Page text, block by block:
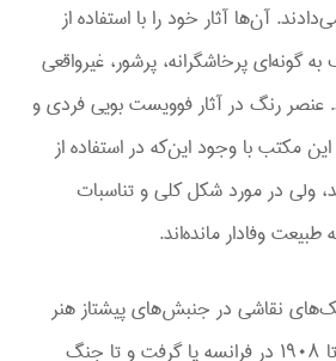
آن‌ها آثار خود را با استفاده از
پرخاشگرانه، پرشور، غیرواقعی
رنگ در آثار فوویست بویی فردی و
مکتب با وجود این‌که در استفاده از
ولی در مورد شکل کلی و تناسبات
وفادار مانده‌اند.
نقاشی در جنبش‌های پیشتاز هنر
اروپا بود که بین ۱۸۹۸ تا ۱۹۰۸ در فرانسه پا گرفت و تا جنگ